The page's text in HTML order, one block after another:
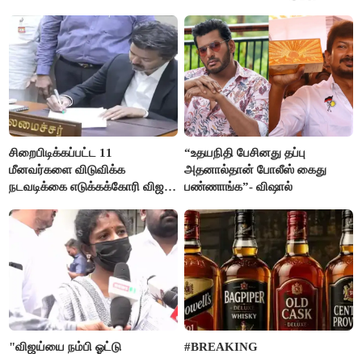
சிறைபிடிக்கப்பட்ட 11
மீனவர்களை விடுவிக்க
நடவடிக்கை எடுக்கக்கோரி விஜய்
“உதயநிதி பேசினது தப்பு
அதனால்தான் போலீஸ் கைது
பண்ணாங்க”- விஷால்
"விஜய்யை நம்பி ஓட்டு
#BREAKING